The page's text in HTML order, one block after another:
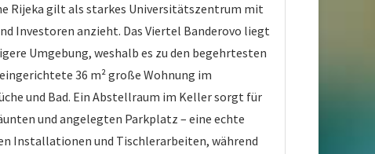
Rijeka gilt als starkes Universitätszentrum mit
Investoren anzieht. Das Viertel Banderovo liegt
Umgebung, weshalb es zu den begehrtesten
36 m² große Wohnung im
und Bad. Ein Abstellraum im Keller sorgt für
und angelegten Parkplatz – eine echte
Installationen und Tischlerarbeiten, während